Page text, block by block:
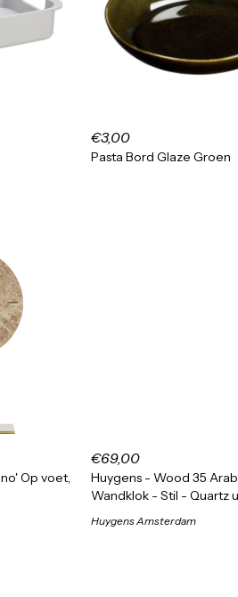
€3,00
Pasta Bord Glaze Groen
Op voet,
€69,00
Huygens - Wood 35
Wandklok - Stil - Quartz
Huygens Amsterdam